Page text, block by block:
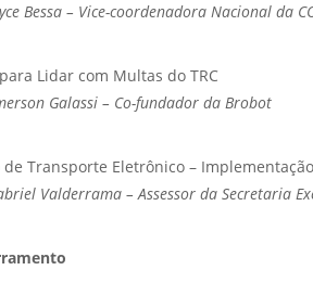
Bessa – Vice-coordenadora Nacional da
Lidar com Multas do TRC
Galassi – Co-fundador da Brobot
Transporte Eletrônico –
Valderrama – Assessor da Secretaria